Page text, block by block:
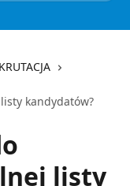
kandydatów?
listy